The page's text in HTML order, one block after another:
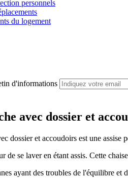
personnels
du logement
d'informations
avec dossier et
dossier et accoudoirs est une assise
de se laver en étant assis. Cette
ayant des troubles de l'équilibre et